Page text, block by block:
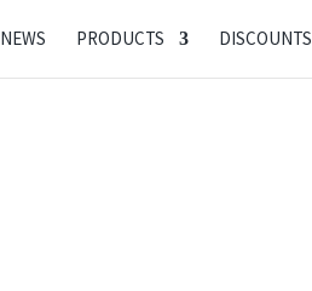
NEWS PRODUCTS DISCOUNTS